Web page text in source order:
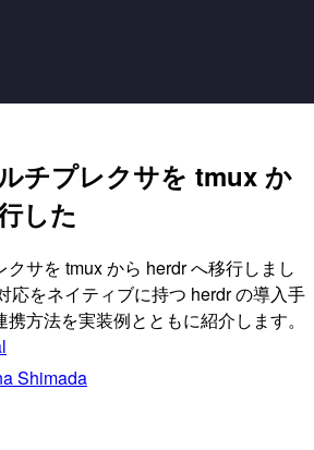
チプレクサを tmux か
した
サを tmux から herdr へ移行しまし
応をネイティブに持つ herdr の導入手
方法を実装例とともに紹介します。
Shimada